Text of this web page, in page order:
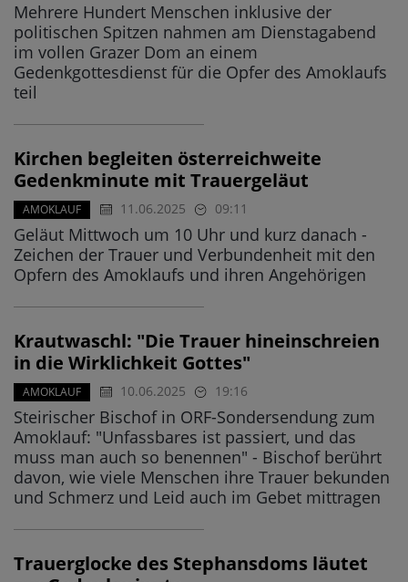
Mehrere Hundert Menschen inklusive der
politischen Spitzen nahmen am Dienstagabend
im vollen Grazer Dom an einem
Gedenkgottesdienst für die Opfer des Amoklaufs
teil
Kirchen begleiten österreichweite
Gedenkminute mit Trauergeläut
AMOKLAUF 11.06.2025 09:11
Geläut Mittwoch um 10 Uhr und kurz danach -
Zeichen der Trauer und Verbundenheit mit den
Opfern des Amoklaufs und ihren Angehörigen
Krautwaschl: "Die Trauer hineinschreien
in die Wirklichkeit Gottes"
AMOKLAUF 10.06.2025 19:16
Steirischer Bischof in ORF-Sondersendung zum
Amoklauf: "Unfassbares ist passiert, und das
muss man auch so benennen" - Bischof berührt
davon, wie viele Menschen ihre Trauer bekunden
und Schmerz und Leid auch im Gebet mittragen
Trauerglocke des Stephansdoms läutet